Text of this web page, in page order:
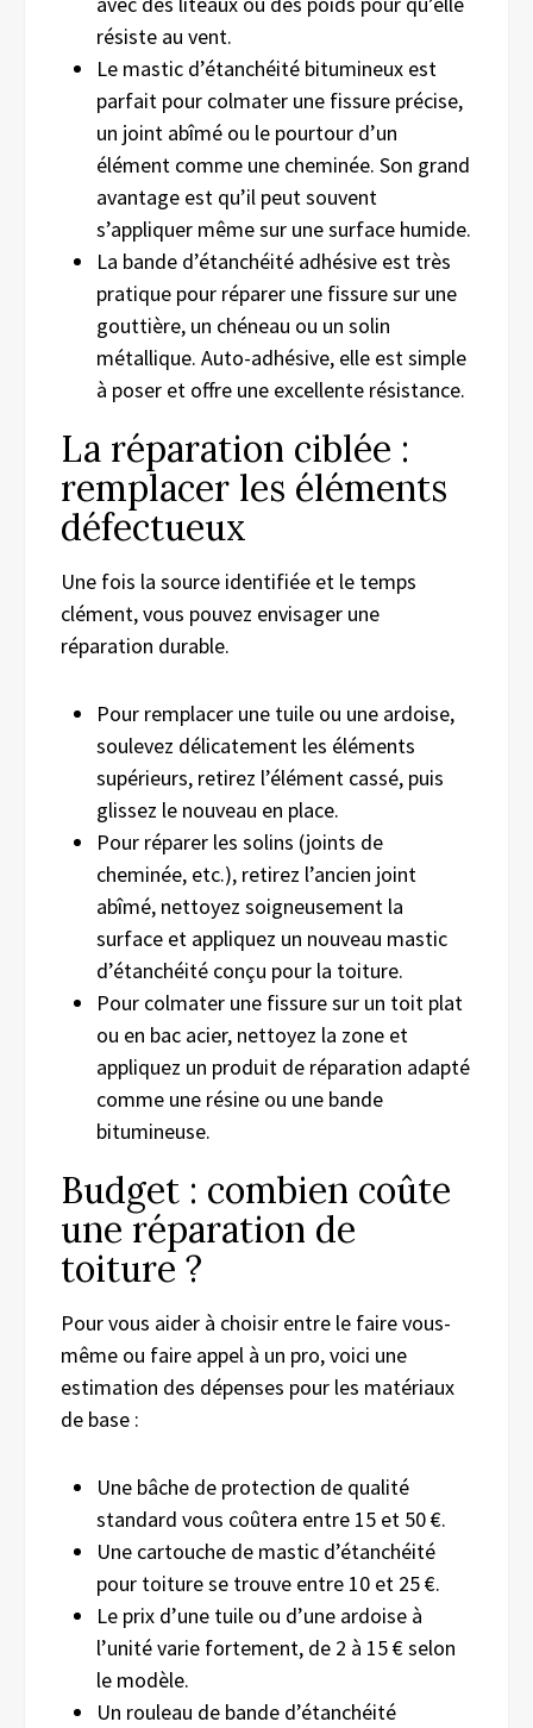
résiste au vent.
Le mastic d’étanchéité bitumineux est
parfait pour colmater une fissure précise,
un joint abîmé ou le pourtour d’un
élément comme une cheminée. Son grand
avantage est qu’il peut souvent
s’appliquer même sur une surface humide.
La bande d’étanchéité adhésive est très
pratique pour réparer une fissure sur une
gouttière, un chéneau ou un solin
métallique. Auto-adhésive, elle est simple
à poser et offre une excellente résistance.
La réparation ciblée :
remplacer les éléments
défectueux
Une fois la source identifiée et le temps
clément, vous pouvez envisager une
réparation durable.
Pour remplacer une tuile ou une ardoise,
soulevez délicatement les éléments
supérieurs, retirez l’élément cassé, puis
glissez le nouveau en place.
Pour réparer les solins (joints de
cheminée, etc.), retirez l’ancien joint
abîmé, nettoyez soigneusement la
surface et appliquez un nouveau mastic
d’étanchéité conçu pour la toiture.
Pour colmater une fissure sur un toit plat
ou en bac acier, nettoyez la zone et
appliquez un produit de réparation adapté
comme une résine ou une bande
bitumineuse.
Budget : combien coûte
une réparation de
toiture ?
Pour vous aider à choisir entre le faire vous-
même ou faire appel à un pro, voici une
estimation des dépenses pour les matériaux
de base :
Une bâche de protection de qualité
standard vous coûtera entre 15 et 50 €.
Une cartouche de mastic d’étanchéité
pour toiture se trouve entre 10 et 25 €.
Le prix d’une tuile ou d’une ardoise à
l’unité varie fortement, de 2 à 15 € selon
le modèle.
Un rouleau de bande d’étanchéité